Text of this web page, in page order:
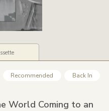
Recommended Back In
World Coming to an